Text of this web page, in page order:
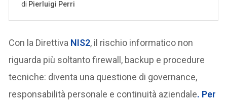
Con la Direttiva NIS2, il rischio informatico non
riguarda più soltanto firewall, backup e procedure
tecniche: diventa una questione di governance,
responsabilità personale e continuità aziendale. Per